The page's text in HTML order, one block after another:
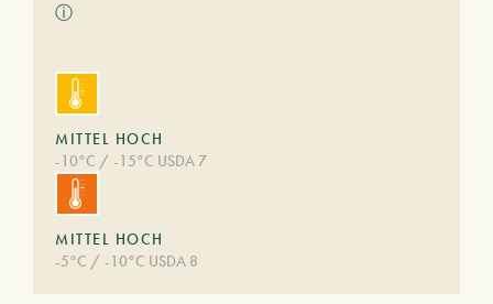
ⓘ
MITTEL HOCH
-10°C / -15°C USDA 7
MITTEL HOCH
-5°C / -10°C USDA 8